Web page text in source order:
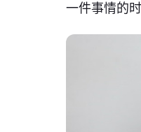
一件事情的